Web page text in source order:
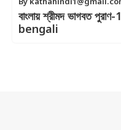
By
বাংলায় শ্রীমদ ভাগবত
bengali